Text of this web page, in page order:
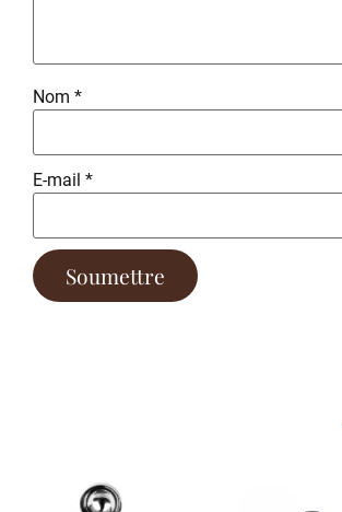
Nom *
E-mail *